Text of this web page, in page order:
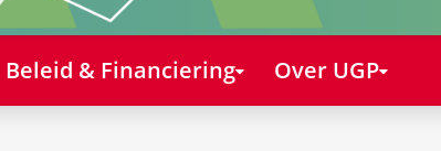
Beleid & Financiering Over UGP